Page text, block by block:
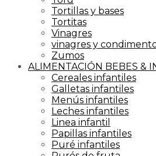
Tortillas y bases
Tortitas
Vinagres
vinagres y
Zumos
ALIMENTACIÓN BEBES &
Cereales infantiles
Galletas infantiles
Menús infantiles
Leches infantiles
Linea infantil
Papillas infantiles
Puré infantiles